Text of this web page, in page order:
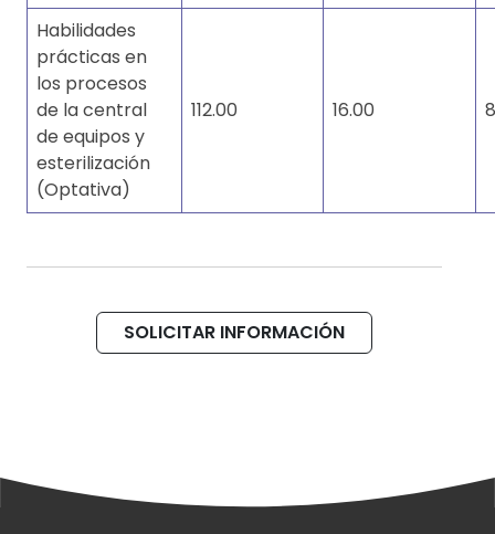
Habilidades
prácticas en
los procesos
de la central
de equipos y
esterilización
(Optativa)
112.00 16.00
SOLICITAR INFORMACIÓN